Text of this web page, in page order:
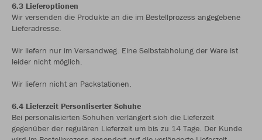
6.3 Lieferoptionen
Wir versenden die Produkte an die im Bestellprozess angegebene
Lieferadresse.
Wir liefern nur im Versandweg. Eine Selbstabholung der Ware ist
leider nicht möglich.
Wir liefern nicht an Packstationen.
6.4 Lieferzeit Personliserter Schuhe
Bei personalisierten Schuhen verlängert sich die Lieferzeit
gegenüber der regulären Lieferzeit um bis zu 14 Tage. Der Kunde